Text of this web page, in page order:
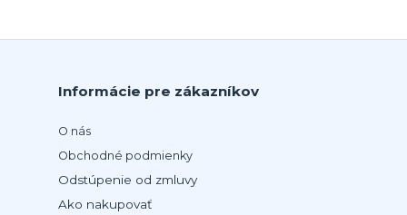
Informácie pre zákazníkov
O nás
Obchodné podmienky
Odstúpenie od zmluvy
Ako nakupovať